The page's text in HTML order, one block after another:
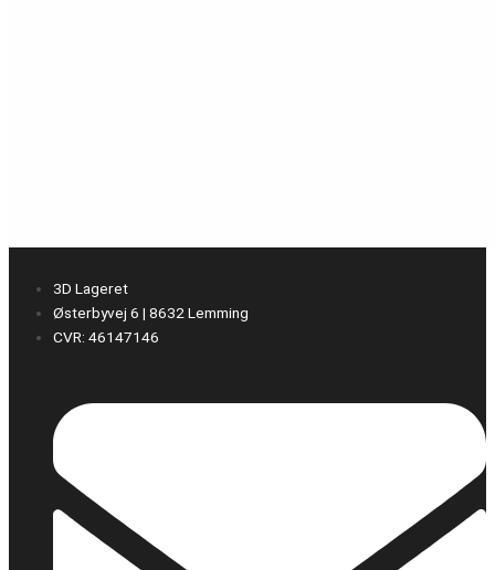
3D Lageret
Østerbyvej 6 | 8632 Lemming
CVR: 46147146